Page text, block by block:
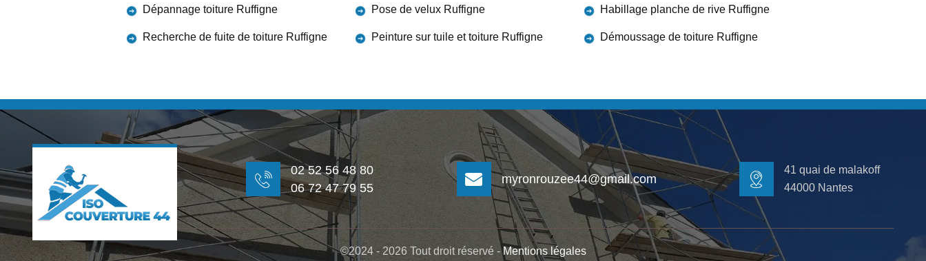
Dépannage toiture Ruffigne
Recherche de fuite de toiture Ruffigne
Pose de velux Ruffigne
Peinture sur tuile et toiture Ruffigne
Habillage planche de rive Ruffigne
Démoussage de toiture Ruffigne
02 52 56 48 80
06 72 47 79 55
myronrouzee44@gmail.com
41 quai de malakoff
44000 Nantes
©2024 - 2026 Tout droit réservé -Mentions légales